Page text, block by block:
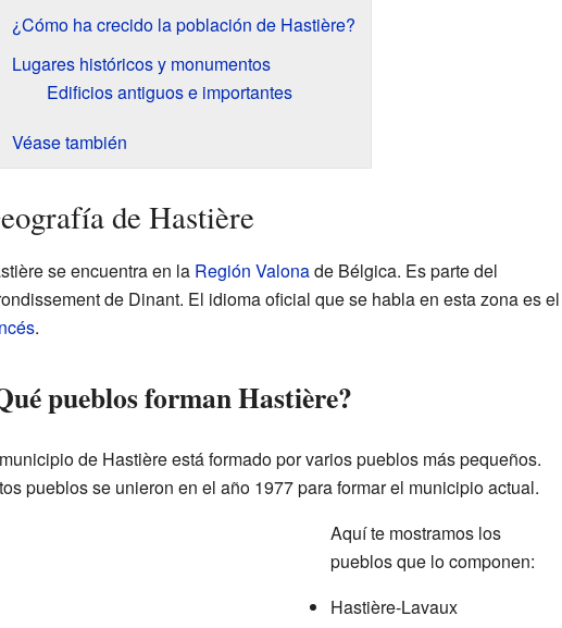
¿Cómo ha crecido la población de Hastière?
Lugares históricos y monumentos
Edificios antiguos e importantes
Véase también
de Hastière
se encuentra en la Región Valonade Bélgica. Es parte del
de Dinant. El idioma oficial que se habla en esta zona es el
.
pueblos forman Hastière?
de Hastière está formado por varios pueblos más pequeños.
pueblos se unieron en el año 1977 para formar el municipio actual.
Aquí te mostramos los
pueblos que lo componen:
Hastière-Lavaux